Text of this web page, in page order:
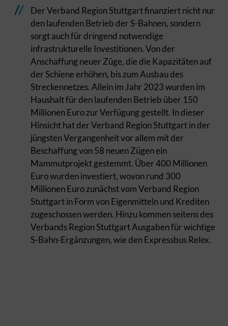
Der Verband Region Stuttgart finanziert nicht nur
den laufenden Betrieb der S-Bahnen, sondern
sorgt auch für dringend notwendige
infrastrukturelle Investitionen. Von der
Anschaffung neuer Züge, die die Kapazitäten auf
der Schiene erhöhen, bis zum Ausbau des
Streckennetzes. Allein im Jahr 2023 wurden im
Haushalt für den laufenden Betrieb über 150
Millionen Euro zur Verfügung gestellt. In dieser
Hinsicht hat der Verband Region Stuttgart in der
jüngsten Vergangenheit vor allem mit der
Beschaffung von 58 neuen Zügen ein
Mammutprojekt gestemmt. Über 400 Millionen
Euro wurden investiert, wovon rund 300
Millionen Euro zunächst vom Verband Region
Stuttgart in Form von Eigenmitteln und Krediten
zugeschossen werden. Hinzu kommen seitens des
Verbands Region Stuttgart Ausgaben für wichtige
S-Bahn-Ergänzungen, wie den Expressbus Relex.